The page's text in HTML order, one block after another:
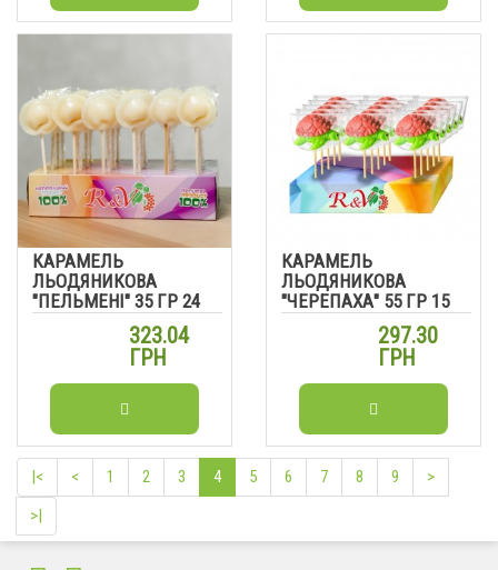
КАРАМЕЛЬ
ЛЬОДЯНИКОВА
"ПЕЛЬМЕНІ" 35 ГР 24
323.04
ГРН
КАРАМЕЛЬ
ЛЬОДЯНИКОВА
"ЧЕРЕПАХА" 55 ГР 15
297.30
ГРН
|< < 1 2 3 4 5 6 7 8 9
>
>|